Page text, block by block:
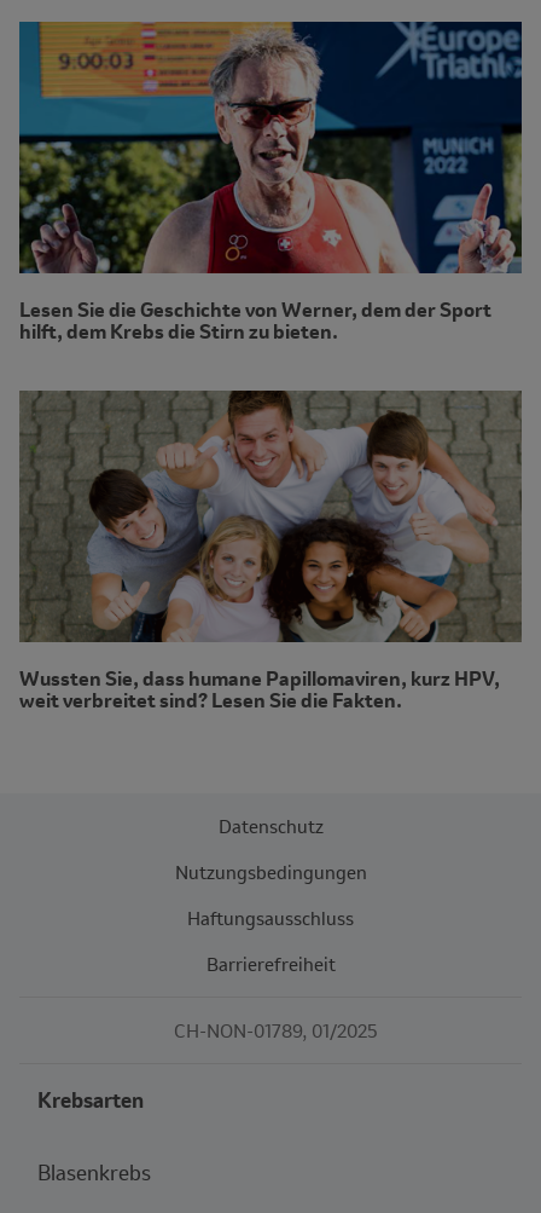
Lesen Sie die Geschichte von Werner, dem der Sport
hilft, dem Krebs die Stirn zu bieten.
Wussten Sie, dass humane Papillomaviren, kurz HPV,
weit verbreitet sind? Lesen Sie die Fakten.
Datenschutz
Nutzungsbedingungen
Haftungsausschluss
Barrierefreiheit
CH-NON-01789, 01/2025
Krebsarten
Blasenkrebs